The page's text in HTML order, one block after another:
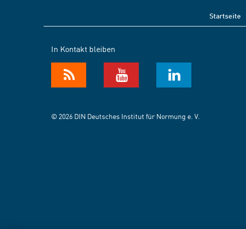
Startseite
In Kontakt bleiben
© 2026 DIN Deutsches Institut für Normung e. V.